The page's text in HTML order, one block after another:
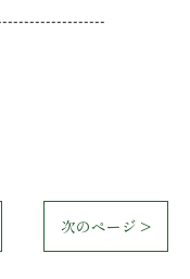
次のページ >